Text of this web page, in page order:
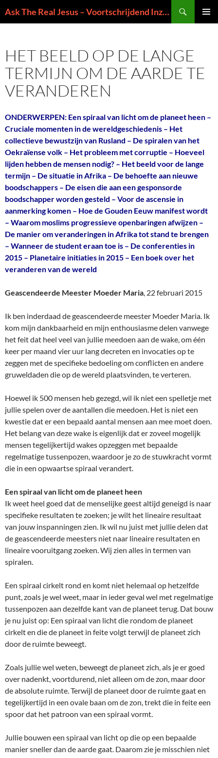
naar
Ask The Real Jesus – Voortschrijdend Inzicht in de Zin van het Leven
HET BEELD OP DE LANGE
TERMIJN OM DE AARDE TE
VERANDEREN
ONDERWERPEN: Een spiraal van licht om de planeet heen –
Cruciale momenten in de wereldgeschiedenis – Het
collectieve bewustzijn van Rusland – De spiralen van het
Oekraïense volk – Het probleem met corruptie – Hoeveel
lijden hebben de mensen nodig? – Het beeld voor de lange
termijn – De situatie in Afrika – De behoefte aan nieuwe
boodschappers – De eisen die aan een gesponsorde
boodschapper worden gesteld – Voor de ascensie in
aanmerking komen – Hoe de Gouden Eeuw manifest wordt
– Waarom moslims progressieve openbaringen afwijzen –
De manier om veranderingen in Afrika tot stand te brengen
– Wanneer de student eraan toe is – De conferenties in
2015 – Planetaire initiaties in 2015 – Een boek over het
veranderen van de wereld
Geascendeerde Meester Moeder Maria, 22 februari 2015
Ik ben inderdaad de geascendeerde meester Moeder Maria. Ik
kom mijn dankbaarheid en mijn enthousiasme delen vanwege
het feit dat heel veel van jullie meedoen aan de wake, om één
keer per maand vier uur lang decreten en invocaties op te
zeggen met de specifieke bedoeling om conflicten en andere
gruweldaden die op de wereld plaatsvinden, te verteren.
Hoewel ik 500 mensen heb gezegd, wil ik niet een spelletje met
jullie spelen over de aantallen die meedoen. Het is niet een
kwestie dat er een bepaald aantal mensen aan mee moet doen.
Het belang van deze wake is eigenlijk dat er zoveel mogelijk
mensen tegelijkertijd wakes opzeggen met bepaalde
regelmatige tussenpozen, waardoor je zo de stuwkracht vormt
die in een opwaartse spiraal verandert.
Een spiraal van licht om de planeet heen
Ik weet heel goed dat de menselijke geest altijd geneigd is naar
specifieke resultaten te zoeken; je wilt het lineaire resultaat
van jouw inspanningen zien. Ik wil nu juist met jullie delen dat
de geascendeerde meesters niet naar lineaire resultaten en
lineaire vooruitgang zoeken. Wij zien alles in termen van
spiralen.
Een spiraal cirkelt rond en komt niet helemaal op hetzelfde
punt, zoals je wel weet, maar in ieder geval wel met regelmatige
tussenpozen aan dezelfde kant van de planeet terug. Dat bouw
je nu juist op: Een spiraal van licht die rondom de planeet
cirkelt en die de planeet in feite volgt terwijl de planeet zich
door de ruimte beweegt.
Zoals jullie wel weten, beweegt de planeet zich, als je er goed
over nadenkt, voortdurend, niet alleen om de zon, maar door
de absolute ruimte. Terwijl de planeet door de ruimte gaat en
tegelijkertijd in een ovale baan om de zon, trekt die in feite een
spoor dat het patroon van een spiraal vormt.
Jullie bouwen een spiraal van licht op die op een bepaalde
manier sneller dan de aarde gaat. Daarom zie je misschien niet